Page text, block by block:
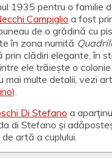
1935 pentru o familie
Campiglio a fost
de o grădină cu
în zona numită
prin clădiri elegante, în
ele trăiește o
mai multe detalii, vezi
).
Di Stefano a
di Stefano și
artă a cuplului.